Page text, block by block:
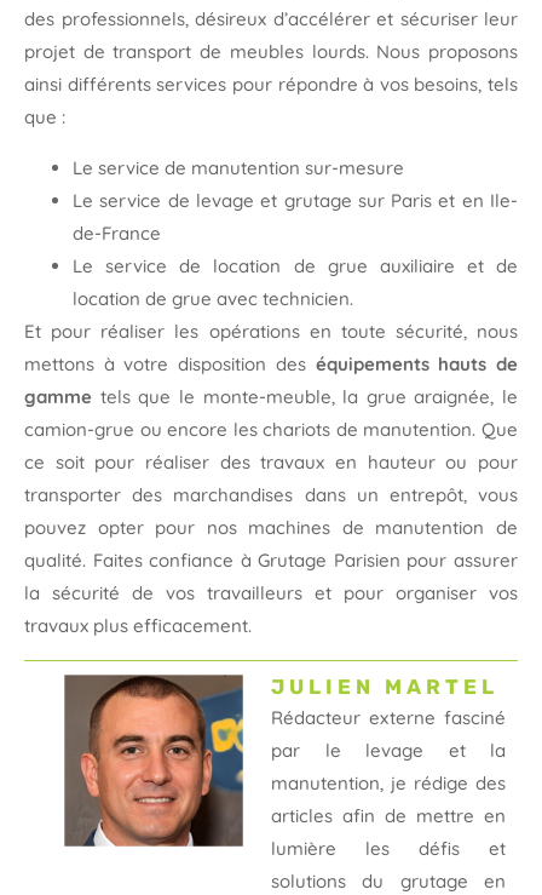
des professionnels, désireux d’accélérer et sécuriser leur
projet de transport de meubles lourds. Nous proposons
ainsi différents services pour répondre à vos besoins, tels
que :
Le service de manutention sur-mesure
Le service de levage et grutage sur Paris et en Ile-
de-France
Le service de location de grue auxiliaire et de
location de grue avec technicien.
Et pour réaliser les opérations en toute sécurité, nous
mettons à votre disposition des équipements hauts de
gamme tels que le monte-meuble, la grue araignée, le
camion-grue ou encore les chariots de manutention. Que
ce soit pour réaliser des travaux en hauteur ou pour
transporter des marchandises dans un entrepôt, vous
pouvez opter pour nos machines de manutention de
qualité. Faites confiance à Grutage Parisien pour assurer
la sécurité de vos travailleurs et pour organiser vos
travaux plus efficacement.
JULIEN MARTEL
Rédacteur externe fasciné
par le levage et la
manutention, je rédige des
articles afin de mettre en
lumière les défis et
solutions du grutage en